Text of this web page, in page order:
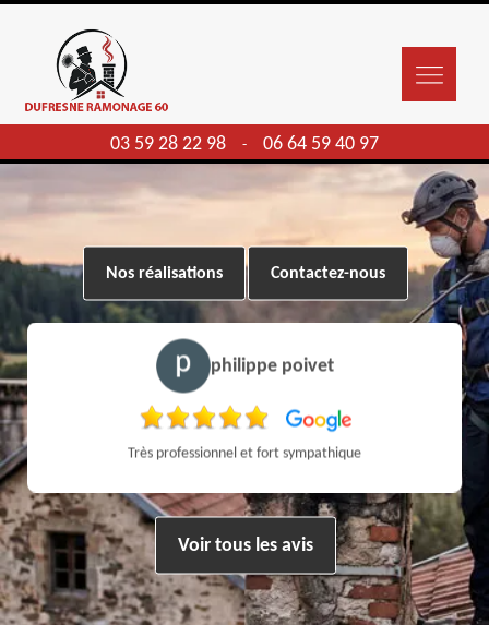
03 59 28 22 98 - 06 64 59 40 97
Nos réalisations Contactez-nous
philippe poivet
Très professionnel et fort sympathique
Voir tous les avis